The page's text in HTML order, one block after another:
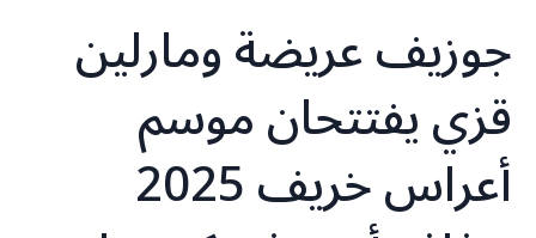
جوزيف عريضة ومارلين
قزي يفتتحان موسم
أعراس خريف 2025